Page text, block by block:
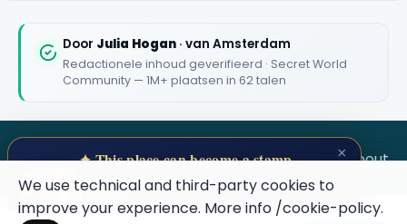
Door Julia Hogan · van Amsterdam
Redactionele inhoud geverifieerd · Secret World
Community — 1M+ plaatsen in 62 talen
SECRET WORLD TermsPrivacyAbout
We use technical and third-party cookies to
improve your experience. More info /cookie-policy.
×
✦ This place can become a stamp
Collect secret places in your Secret